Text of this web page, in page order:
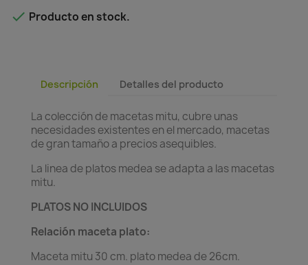
 Producto en stock.
Descripción Detalles del producto
La colección de macetas mitu, cubre unas
necesidades existentes en el mercado, macetas
de gran tamaño a precios asequibles.
La linea de platos medea se adapta a las macetas
mitu.
PLATOS NO INCLUIDOS
Relación maceta plato:
Maceta mitu 30 cm. plato medea de 26cm.